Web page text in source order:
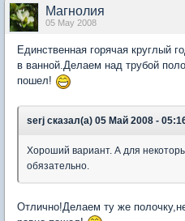
Магнолия
05 May 2008
Единственная горячая круглый
в ванной.Делаем над трубой
пошел!
serj сказал(а) 05 Май 2008 -
Хороший вариант. А для
обязательно.
Отлично!Делаем ту же